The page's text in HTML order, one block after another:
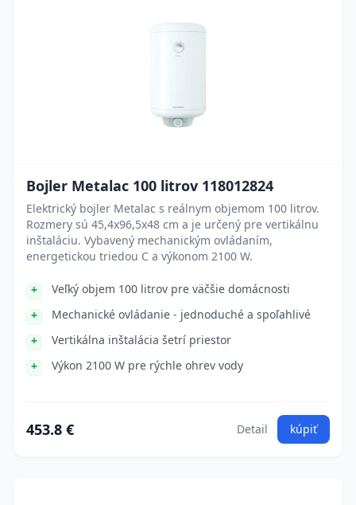
Bojler Metalac 100 litrov 118012824
Elektrický bojler Metalac s reálnym objemom 100 litrov.
Rozmery sú 45,4x96,5x48 cm a je určený pre vertikálnu
inštaláciu. Vybavený mechanickým ovládaním,
energetickou triedou C a výkonom 2100 W.
Veľký objem 100 litrov pre väčšie domácnosti
Mechanické ovládanie - jednoduché a spoľahlivé
Vertikálna inštalácia šetrí priestor
Výkon 2100 W pre rýchle ohrev vody
453.8 € Detail kúpiť